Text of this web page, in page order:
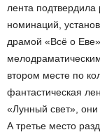
лента
номинаций,
драмой «Всё о
втором месте по
фантастическая
«Лунный свет», они
А третье место